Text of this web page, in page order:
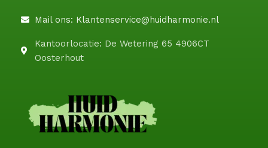
Mail ons: Klantenservice@huidharmonie.nl
Kantoorlocatie: De Wetering 65 4906CT
Oosterhout